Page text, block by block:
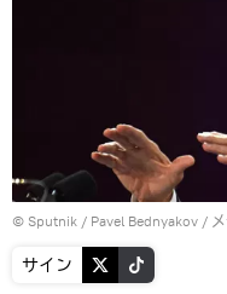
© Sputnik / Pavel Bednyakov /
サイン